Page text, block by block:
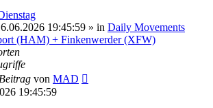
19:45:59 » in Daily Movements
(HAM) + Finkenwerder (XFW)
von MAD
19:45:59